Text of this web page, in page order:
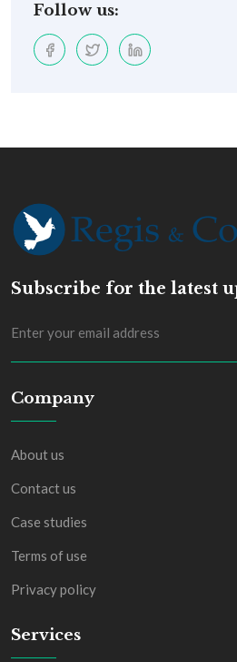
Follow us:
Subscribe for the latest
Company
About us
Contact us
Case studies
Terms of use
Privacy policy
Services